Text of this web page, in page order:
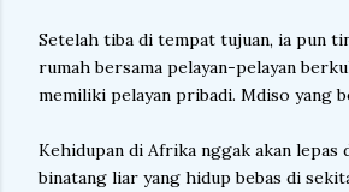
Setelah tiba di tempat tujuan, ia pun
rumah bersama pelayan-pelayan
memiliki pelayan pribadi. Mdiso yang
Kehidupan di Afrika nggak akan lepas
binatang liar yang hidup bebas di